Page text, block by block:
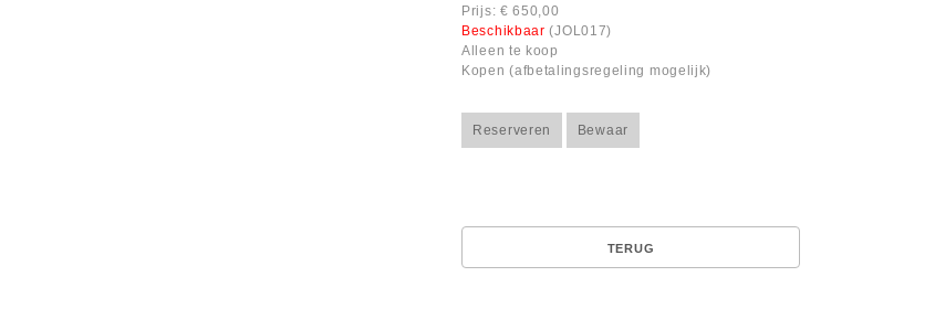
Prijs: € 650,00
Beschikbaar(JOL017)
Alleen te koop
Kopen (afbetalingsregeling mogelijk)
Reserveren Bewaar
TERUG